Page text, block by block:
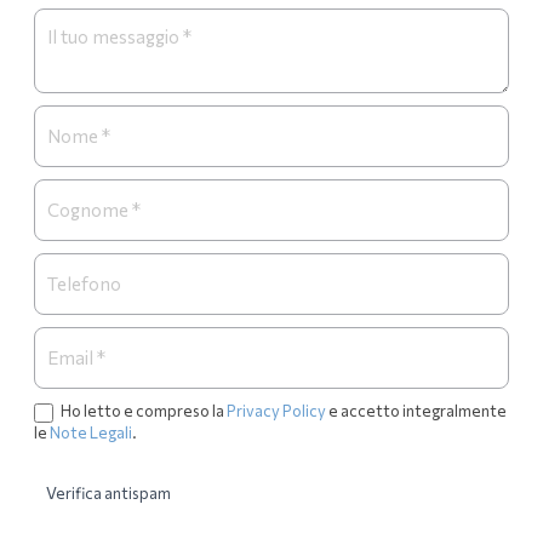
Form
Necrologi
Ho letto e compreso la Privacy Policye accetto integralmente
le Note Legali.
Verifica antispam